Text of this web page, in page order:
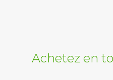
Achetez en